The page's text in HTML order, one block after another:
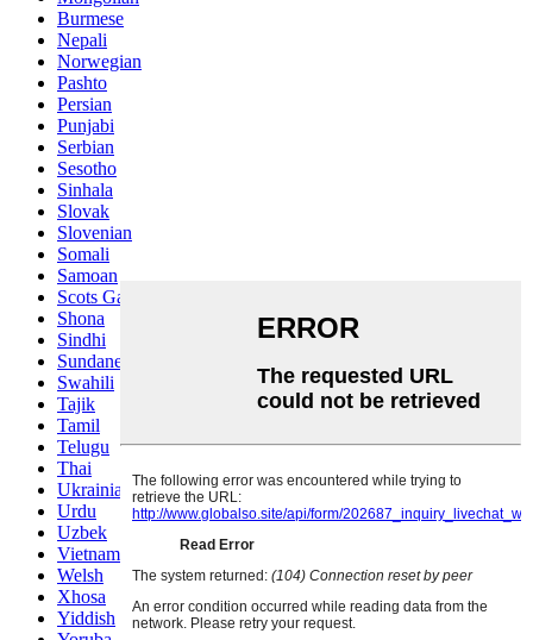
Burmese
Nepali
Norwegian
Pashto
Persian
Punjabi
Serbian
Sesotho
Sinhala
Slovak
Slovenian
Somali
Samoan
Scots Gaelic
Shona
Sindhi
Sundanese
Swahili
Tajik
Tamil
Telugu
Thai
Ukrainian
Urdu
Uzbek
Vietnamese
Welsh
Xhosa
Yiddish